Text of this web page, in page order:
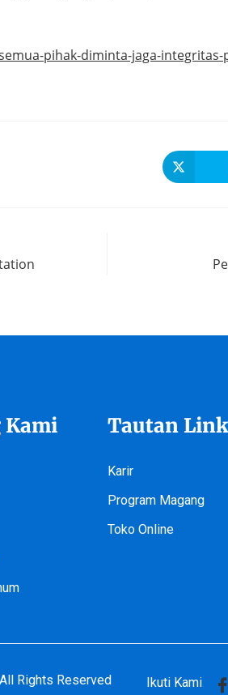
pihak-diminta-jaga-
Kami Tautan Link
Karir
Program Magang
Toko Online
Rights Reserved Ikuti Kami